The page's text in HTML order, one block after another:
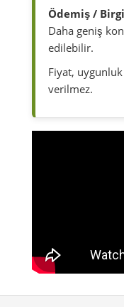
Ödemiş /
Daha geniş
edilebilir.
Fiyat,
verilmez.